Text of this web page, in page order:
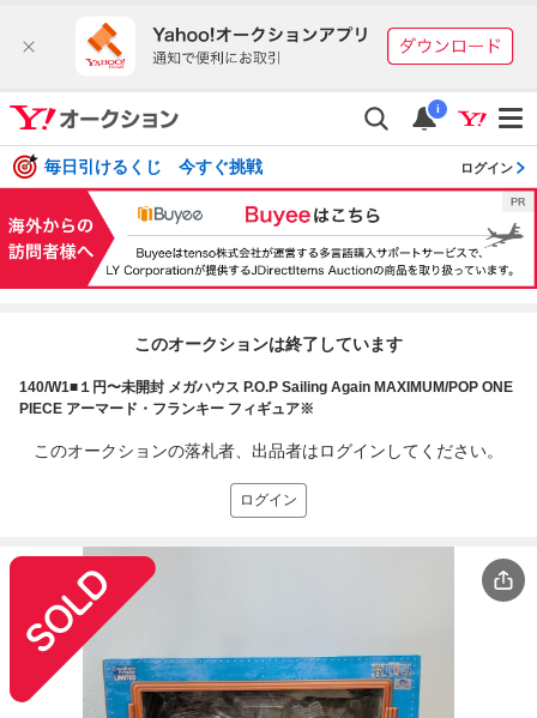
i
毎日引けるくじ 今すぐ挑戦 ログイン
このオークションは終了しています
140/W1■１円〜未開封 メガハウス P.O.P Sailing Again MAXIMUM/POP ONE
PIECE アーマード・フランキー フィギュア※
このオークションの落札者、出品者はログインしてください。
ログイン